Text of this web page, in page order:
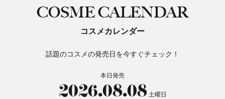
COSME CALENDAR
コスメカレンダー
話題のコスメの発売日を今すぐチェック！
本日発売
2026.08.08土曜日